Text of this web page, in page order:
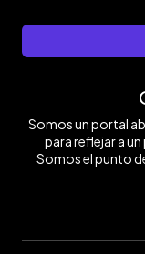
Somos un portal
para reflejar a un
Somos el punto